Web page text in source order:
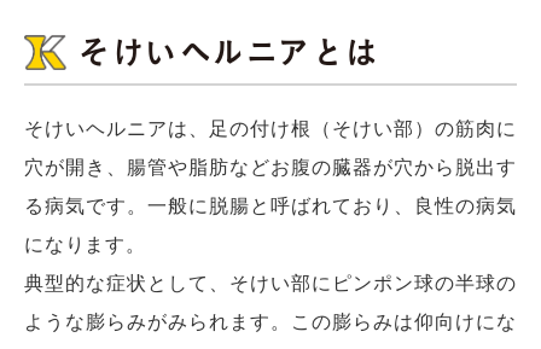
そけいヘルニアとは
そけいヘルニアは、足の付け根（そけい部）の筋肉に
穴が開き、腸管や脂肪などお腹の臓器が穴から脱出す
る病気です。一般に脱腸と呼ばれており、良性の病気
になります。
典型的な症状として、そけい部にピンポン球の半球の
ような膨らみがみられます。この膨らみは仰向けにな